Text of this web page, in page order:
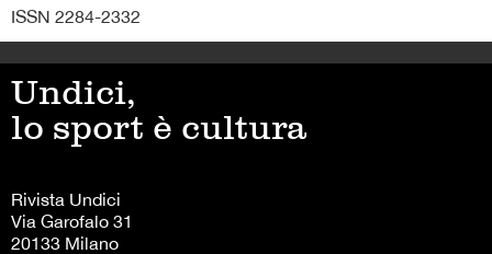
ISSN 2284-2332
Undici,
lo sport è cultura
Rivista Undici
Via Garofalo 31
20133 Milano